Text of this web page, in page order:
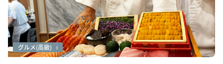
グルメ
グルメ(ご紹介)
グルメ(高級)